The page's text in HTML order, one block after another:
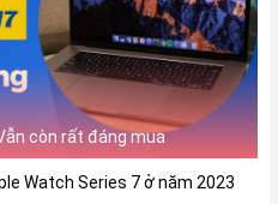
còn rất đáng mua
Watch Series 7 ở năm 2023